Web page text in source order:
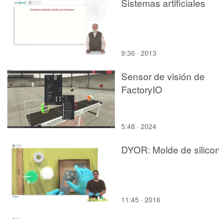
de profesores de la
9:36 · 2013
Sensor de visión de
FactoryIO
5:48 · 2024
DYOR: Molde de
11:45 · 2016